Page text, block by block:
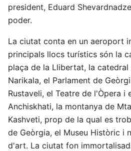
president, Eduard
poder.
La ciutat conta en un aeroport
principals llocs turístics són la
plaça de la Llibertat, la catedral
Narikala, el Parlament de
Rustaveli, el Teatre de l'Òpera i
Anchiskhati, la montanya de
Kashveti, prop de la qual es
de Geòrgia, el Museu Històric i
d'art. La ciutat fon